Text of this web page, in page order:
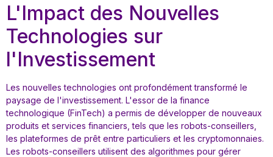
L'Impact des Nouvelles
Technologies sur
l'Investissement
Les nouvelles technologies ont profondément transformé le
paysage de l'investissement. L'essor de la finance
technologique (FinTech) a permis de développer de nouveaux
produits et services financiers, tels que les robots-conseillers,
les plateformes de prêt entre particuliers et les cryptomonnaies.
Les robots-conseillers utilisent des algorithmes pour gérer